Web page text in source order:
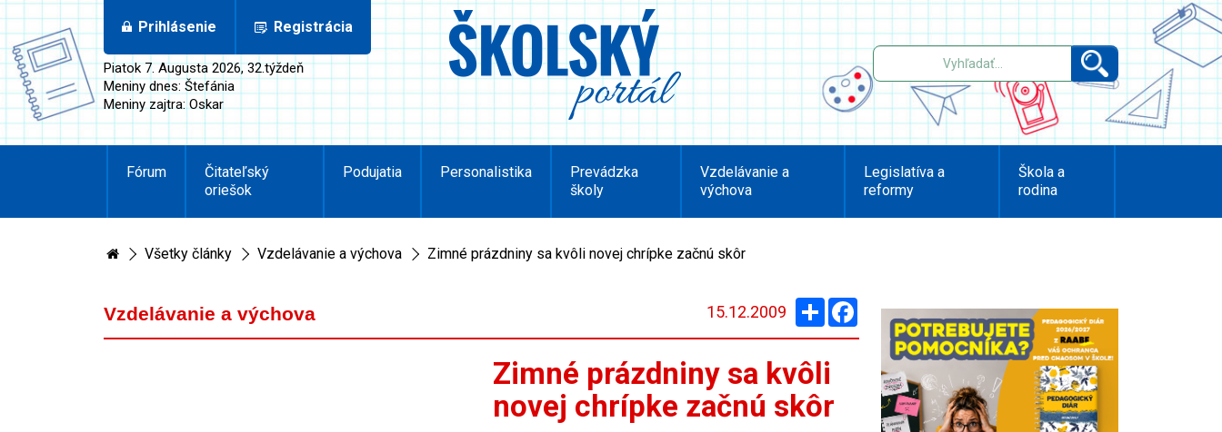
Prihlásenie Registrácia
Piatok 7. Augusta 2026, 32.týždeň
Meniny dnes: Štefánia
Meniny zajtra: Oskar
Fórum
Čitateľský
oriešok
Podujatia Personalistika
Prevádzka
školy
Vzdelávanie a
výchova
Legislatíva a
reformy
Škola a
rodina
Všetky články Vzdelávanie a výchova Zimné prázdniny sa kvôli novej chrípke začnú skôr
Vzdelávanie a výchova 15.12.2009 Zdieľaj
Zimné prázdniny sa kvôli
novej chrípke začnú skôr